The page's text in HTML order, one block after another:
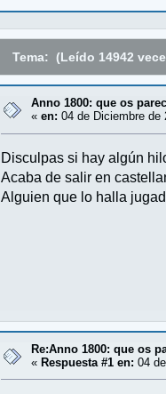
Tema: (Leído 14942
Anno 1800: que os
«en: 04 de Diciembre de
Disculpas si hay algún
Acaba de salir en
Alguien que lo halla
Re:Anno 1800: que os
«Respuesta #1 en: 04